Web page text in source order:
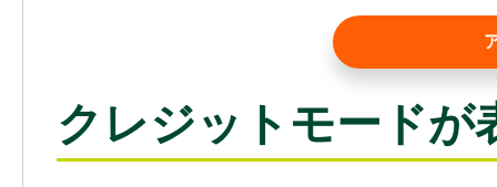
クレジットモードが